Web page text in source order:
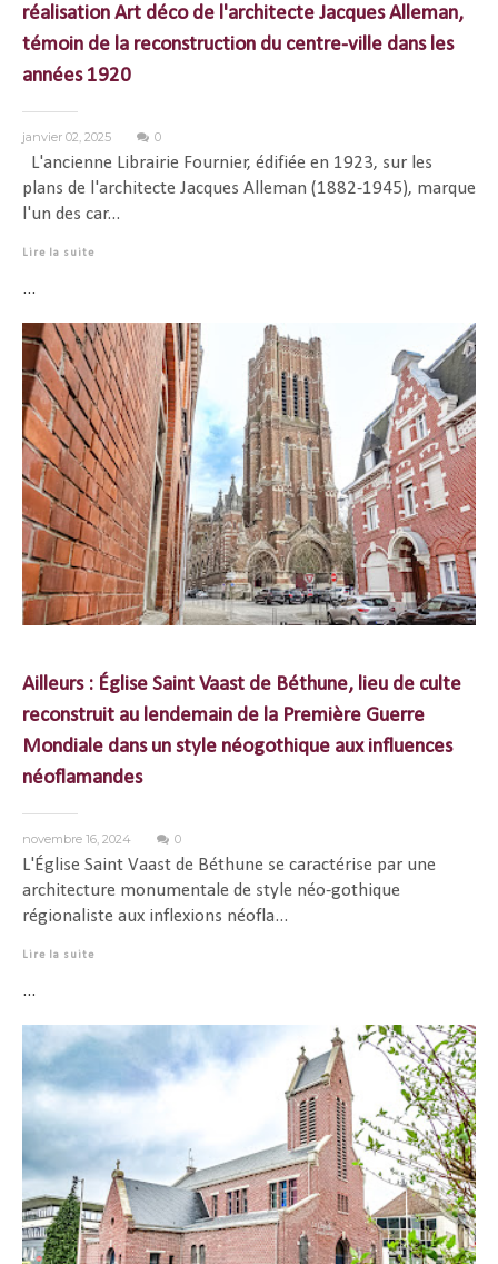
réalisation Art déco de l'architecte Jacques Alleman,
témoin de la reconstruction du centre-ville dans les
années 1920
janvier 02, 2025 0
L'ancienne Librairie Fournier, édifiée en 1923, sur les
plans de l'architecte Jacques Alleman (1882-1945), marque
l'un des car...
Lire la suite
...
Ailleurs : Église Saint Vaast de Béthune, lieu de culte
reconstruit au lendemain de la Première Guerre
Mondiale dans un style néogothique aux influences
néoflamandes
novembre 16, 2024 0
L'Église Saint Vaast de Béthune se caractérise par une
architecture monumentale de style néo-gothique
régionaliste aux inflexions néofla...
Lire la suite
...